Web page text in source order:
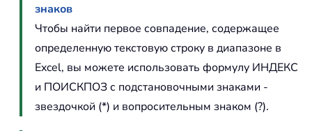
знаков
Чтобы найти первое совпадение, содержащее
определенную текстовую строку в диапазоне в
Excel, вы можете использовать формулу ИНДЕКС
и ПОИСКПОЗ с подстановочными знаками -
звездочкой (*) и вопросительным знаком (?).